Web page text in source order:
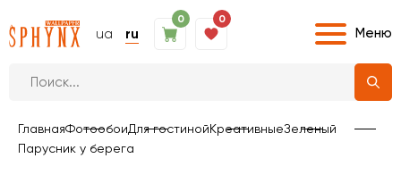
ua ru
0 0
Меню
ГлавнаяФотообоиДля гостинойКреативныеЗеленый
Парусник у берега